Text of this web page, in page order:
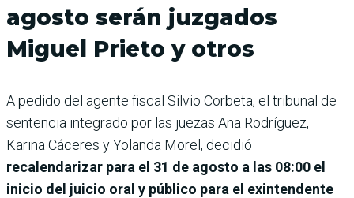
agosto serán juzgados
Miguel Prieto y otros
A pedido del agente fiscal Silvio Corbeta, el tribunal de
sentencia integrado por las juezas Ana Rodríguez,
Karina Cáceres y Yolanda Morel, decidió
recalendarizar para el 31 de agosto a las 08:00 el
inicio del juicio oral y público para el exintendente